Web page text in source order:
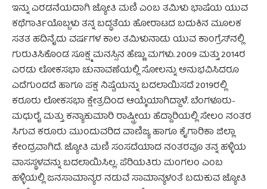
ಇನ್ನು ಎರಡನೆಯದಾಗಿ ಜ್ಯೋತಿ ಮಣಿ ಎಂಬ ತಮಿಳು ಭಾಷೆಯ ಯುವ
ಕಥೆಗಾರ್ತಿಯೊಬ್ಬಳು ತನ್ನ ಬದ್ಧತೆಯ ಹೋರಾಟದ ಬದುಕಿನ ಮೂಲಕ
ಸತತ ಹದಿನೈದು ವರ್ಷಗಳ ಕಾಲ ತಮಿಳುನಾಡು ಯುವ ಕಾಂಗ್ರೆಸ್‌ನಲ್ಲಿ
ಗುರುತಿಸಿಕೊಂಡ ಸೂಕ್ಷ್ಮ ಮನಸ್ಸಿನ ಹೆಣ್ಣು ಮಗಳು. 2009 ಮತ್ತು 2014ರ
ಎರಡು ಲೋಕಸಭಾ ಚುನಾವಣೆಯಲ್ಲಿ ಸೋಲನ್ನು ಅನುಭವಿಸಿದರೂ
ಎದೆಗುಂದದೆ ಹಾಗೂ ಪಕ್ಷ ನಿಷ್ಟೆಯನ್ನು ಬದಲಾಯಿಸದೆ 2019ರಲ್ಲಿ
ಕರೂರು ಲೋಕಸಭಾ ಕ್ಷೇತ್ರದಿಂದ ಆಯ್ಕೆಯಾಗಿದ್ದಾಳೆ. ಬೆಂಗಳೂರು-
ಮಧುರೈ ಮತ್ತು ಕನ್ಯಾಕುಮಾರಿ ರಾಷ್ಟ್ರೀಯ ಹೆದ್ದಾರಿಯಲ್ಲಿ ಸೇಲಂ ನಂತರ
ಸಿಗುವ ಕರೂರು ಮುಂದುವರಿದ ವಾಣಿಜ್ಯ ಹಾಗೂ ಕೈಗಾರಿಕಾ ಜಿಲ್ಲಾ
ಕೇಂದ್ರವಾಗಿದೆ. ಜ್ಯೋತಿ ಮಣಿ ಸಂಸದೆಯಾದ ನಂತರವೂ ತನ್ನ ಹಳ್ಳಿಯ
ವಾಸಸ್ಥಳವನ್ನು ಬದಲಾಯಿಸಿಲ್ಲ. ಪೆರಿಯತಿರು ಮಂಗಲಂ ಎಂಬ
ಹಳ್ಳಿಯಲ್ಲಿ ಜನಸಾಮಾನ್ಯರ ನಡುವೆ ಸಾಮಾನ್ಯಳಂತೆ ಬದುಕುವ ಜ್ಯೋತಿ